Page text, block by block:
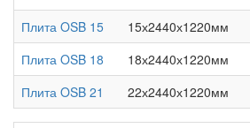
Плита OSB 15
15х2440х1220мм
Плита OSB 18
18х2440х1220мм
Плита OSB 21
22х2440х1220мм